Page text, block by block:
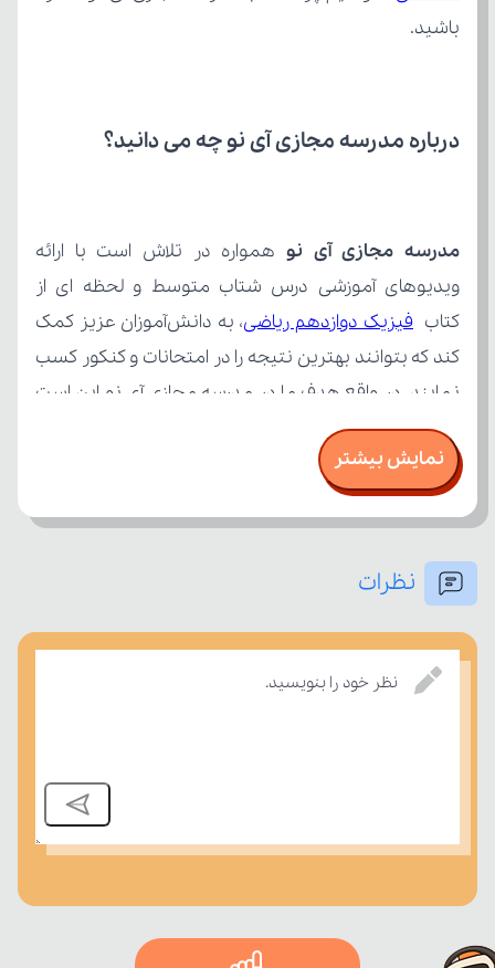
باشید.
درباره مدرسه مجازی آی نو چه می‌ دانید؟
مدرسه مجازی آی نو
کتاب فیزیک دوازدهم ریاضی
بسنجند.
نمایش بیشتر
نظرات
نظر خود را بنویسید.